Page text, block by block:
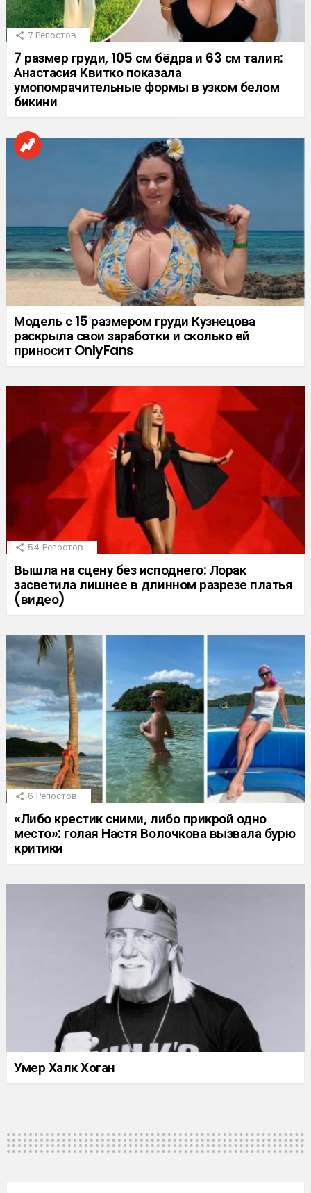
7 Репостов
7 размер груди, 105 см бёдра и 63 см талия:
Анастасия Квитко показала
умопомрачительные формы в узком белом
бикини
Модель с 15 размером груди Кузнецова
раскрыла свои заработки и сколько ей
приносит OnlyFans
54 Репостов
Вышла на сцену без исподнего: Лорак
засветила лишнее в длинном разрезе платья
(видео)
6 Репостов
«Либо крестик сними, либо прикрой одно
место»: голая Настя Волочкова вызвала бурю
критики
Умер Халк Хоган